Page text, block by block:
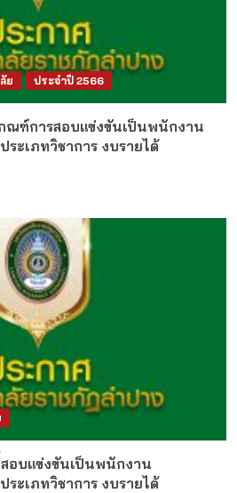
ย ประจำปี 2566
ณฑ์การสอบแข่งขันเป็นพนักงาน
ะเภทวิชาการ งบรายได้
อบแข่งขันเป็นพนักงาน
ะเภทวิชาการ งบรายได้